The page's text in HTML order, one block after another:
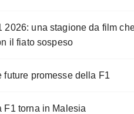
2026: una stagione da film
il fiato sospeso
future promesse della F1
F1 torna in Malesia